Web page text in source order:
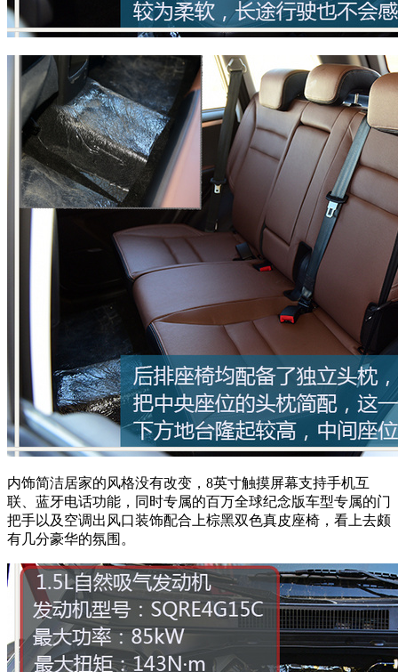
内饰简洁居家的风格没有改变，8英寸触摸屏幕支持手机互
联、蓝牙电话功能，同时专属的百万全球纪念版车型专属的门
把手以及空调出风口装饰配合上棕黑双色真皮座椅，看上去颇
有几分豪华的氛围。